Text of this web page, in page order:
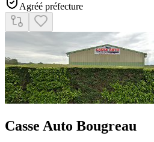
Agréé préfecture
Casse Auto Bougreau